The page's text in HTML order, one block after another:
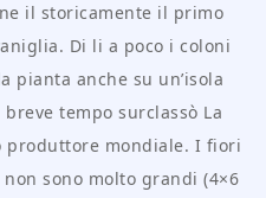
il storicamente il primo
Di li a poco i coloni
pianta anche su un’isola
tempo surclassò La
produttore mondiale. I fiori
sono molto grandi (4×6